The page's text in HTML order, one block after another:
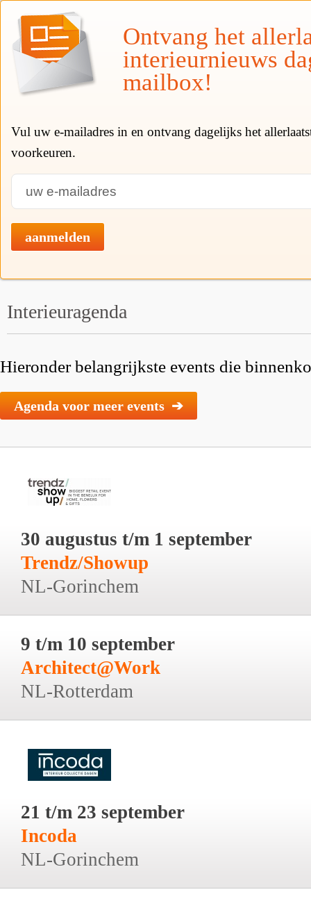
Ontvang het
interieurnieuws
mailbox!
Vul uw e-mailadres in en ontvang dagelijks het
voorkeuren.
aanmelden
Interieuragenda
Hieronder belangrijkste events die
Agenda voor meer events ➔
30 augustus t/m 1 september
Trendz/Showup
NL-Gorinchem
9 t/m 10 september
Architect@Work
NL-Rotterdam
21 t/m 23 september
Incoda
NL-Gorinchem